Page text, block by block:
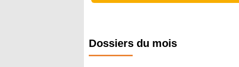
Dossiers du mois